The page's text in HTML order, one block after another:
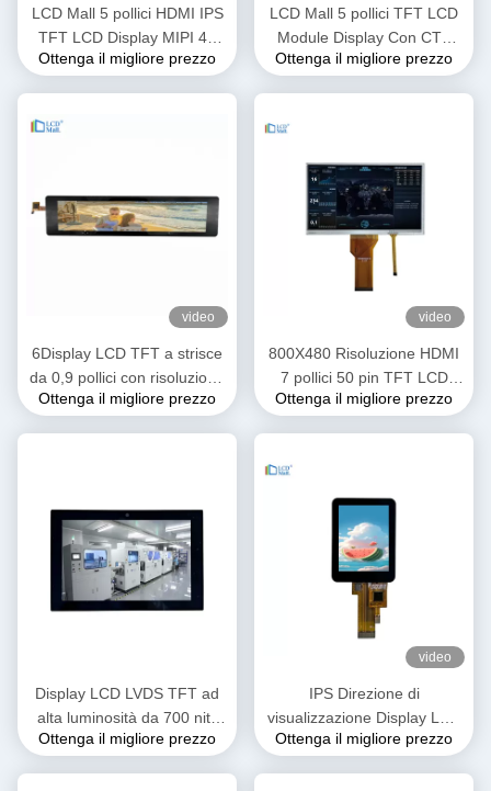
LCD Mall 5 pollici HDMI IPS
TFT LCD Display MIPI 4L
Interfaccia
Ottenga il migliore prezzo
LCD Mall 5 pollici TFT LCD
Module Display Con CTP
Touch Panel IPS
Ottenga il migliore prezzo
video
6Display LCD TFT a strisce
da 0,9 pollici con risoluzione
280*1424 FHD Interfaccia
Ottenga il migliore prezzo
video
800X480 Risoluzione HDMI
7 pollici 50 pin TFT LCD
Display RGB Interfaccia FPC
Ottenga il migliore prezzo
Display LCD LVDS TFT ad
alta luminosità da 700 nits
10,1 pollici OEM ODM
Ottenga il migliore prezzo
video
IPS Direzione di
visualizzazione Display LCD
modulo TFT da 2 pollici con
Ottenga il migliore prezzo